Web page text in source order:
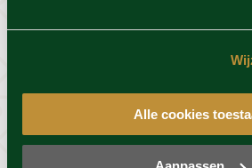
Alle cookies
Dit vind je
wel